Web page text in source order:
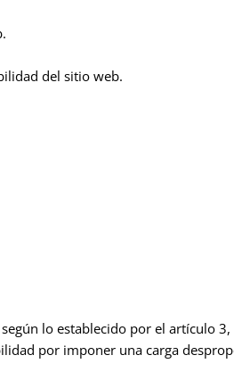
del sitio web.
lo establecido por el artículo
por imponer una carga